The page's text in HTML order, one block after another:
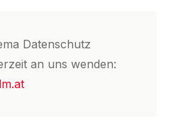
Datenschutz
an uns wenden: